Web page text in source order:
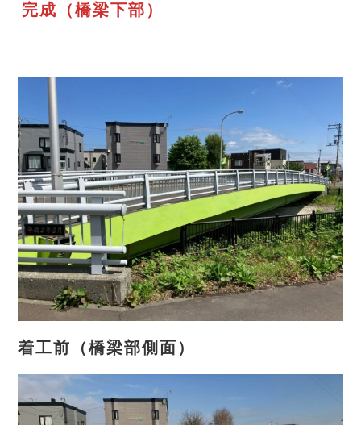
完成（橋梁下部）
着工前（橋梁部側面）